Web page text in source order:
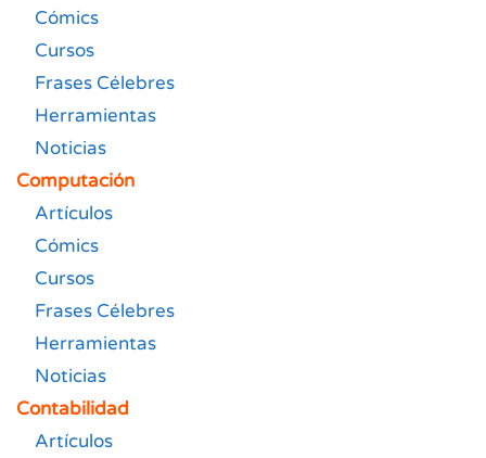
Cómics
Cursos
Frases Célebres
Herramientas
Noticias
Computación
Artículos
Cómics
Cursos
Frases Célebres
Herramientas
Noticias
Contabilidad
Artículos